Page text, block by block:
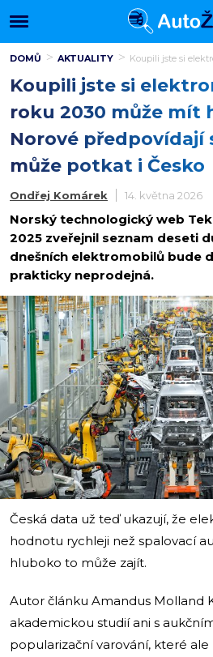
DOMŮ AKTUALITY Koupili jste si
Koupili jste si
roku 2030 může mít
Norové předpovídají
může potkat i Česko
Ondřej Komárek 14. května 2026
Norský technologický web
2025 zveřejnil seznam deseti
dnešních elektromobilů bude
prakticky neprodejná.
Česká data už teď ukazují, že
hodnotu rychleji než spalovací
hluboko to může zajít.
Autor článku Amandus Molland
akademickou studií ani s
popularizační varování, které